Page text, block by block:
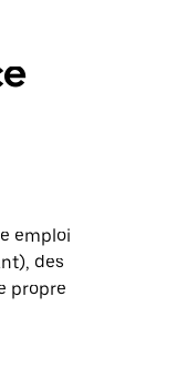
emploi
des
propre